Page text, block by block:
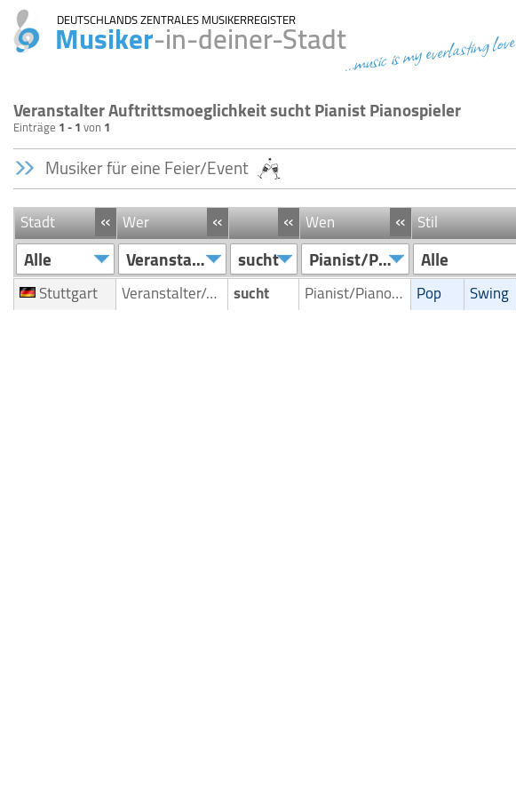
DEUTSCHLANDS ZENTRALES MUSIKERREGISTER
Musiker-in-deiner-Stadt...music is my everlasting love
Veranstalter Auftrittsmoeglichkeit sucht Pianist Pianospieler
Einträge 1 - 1von 1
Musiker für eine Feier/Event
Stadt « Wer « « Wen « Stil
Alle Veranstalter/Auftrittsmoeglichkeit sucht Pianist/Pianospieler Alle
Stuttgart Veranstalter/Auftrittsmoeglichkeit sucht Pianist/Pianospieler Pop Swing